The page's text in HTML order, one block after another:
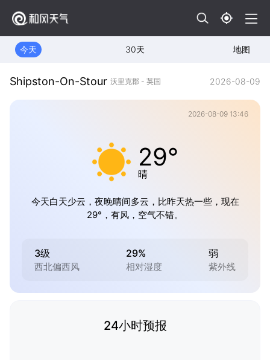
今天 30天 地图
Shipston-On-Stour 沃里克郡 - 英国 2026-08-09
2026-08-09 13:46
29°
晴
今天白天少云，夜晚晴间多云，比昨天热一些，现在
29°，有风，空气不错。
3级
西北偏西风
29%
相对湿度
弱
紫外线
24小时预报